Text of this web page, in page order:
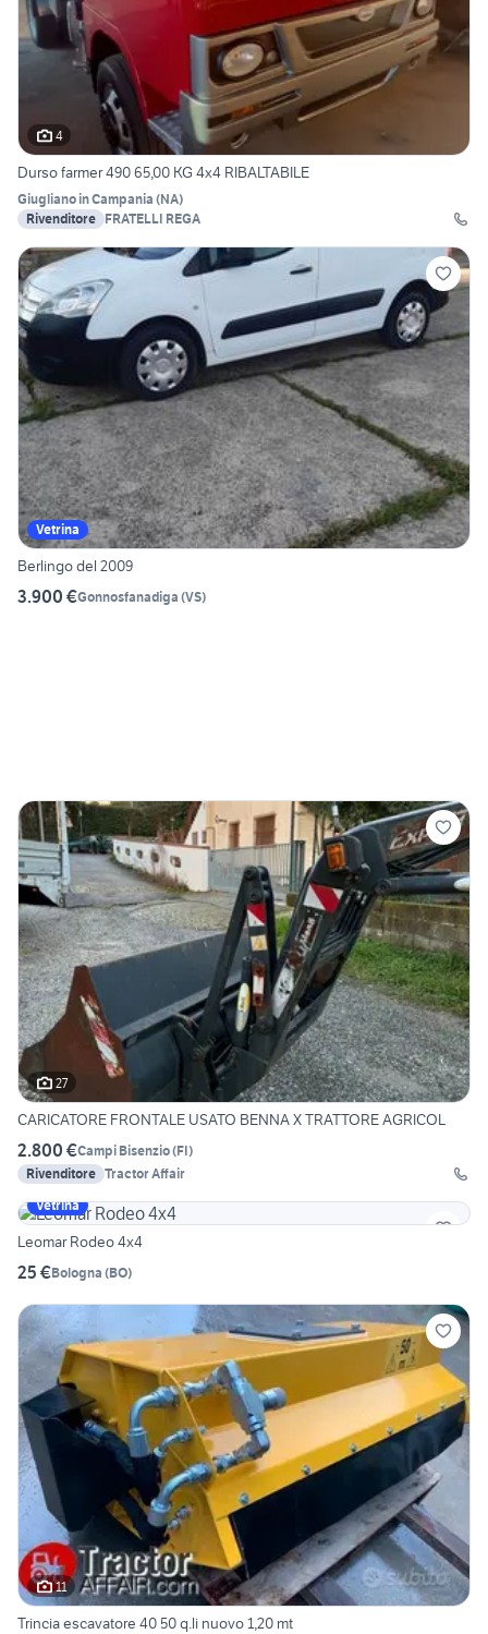
4
Durso farmer 490 65,00 KG 4x4 RIBALTABILE
Giugliano in Campania (NA)
Rivenditore FRATELLI REGA
Vetrina
Berlingo del 2009
3.900 €Gonnosfanadiga (VS)
27
CARICATORE FRONTALE USATO BENNA X TRATTORE AGRICOL
2.800 €Campi Bisenzio(FI)
Rivenditore Tractor Affair
Vetrina
Leomar Rodeo 4x4
25 €Bologna (BO)
11
Trincia escavatore 40 50 q.li nuovo 1,20 mt